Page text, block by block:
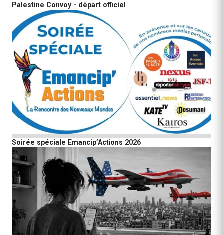
Palestine Convoy - départ officiel
Soirée spéciale Emancip’Actions 2026